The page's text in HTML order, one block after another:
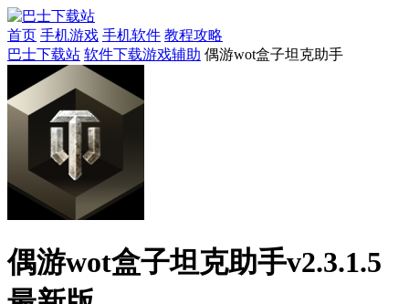
首页 手机游戏 手机软件 教程攻略
巴士下载站 软件下载游戏辅助 偶游wot盒子坦克助手
偶游wot盒子坦克助手v2.3.1.5